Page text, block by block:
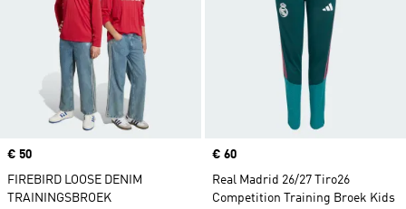
Price
€ 50
FIREBIRD LOOSE DENIM
TRAININGSBROEK
Price
€ 60
Real Madrid 26/27 Tiro26
Competition Training Broek Kids